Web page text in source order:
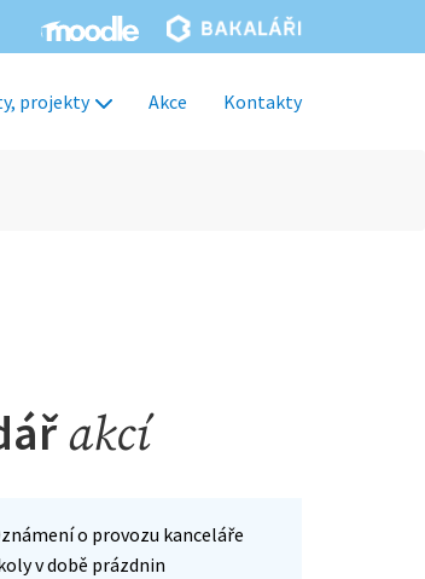
projekty Akce Kontakty
akcí
o provozu kanceláře
v době prázdnin